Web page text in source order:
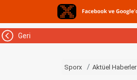
Geri
Sporx Aktüel Haberler